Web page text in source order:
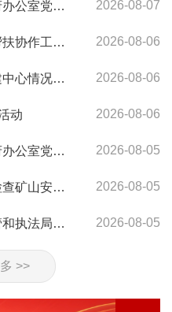
心党组反馈会召开 2026-08-07
交接座谈会 2026-08-06
反馈会召开 2026-08-06
动 2026-08-06
心党组反馈会召开 2026-08-05
全管理工作 2026-08-05
反馈会召开 2026-08-05
>>